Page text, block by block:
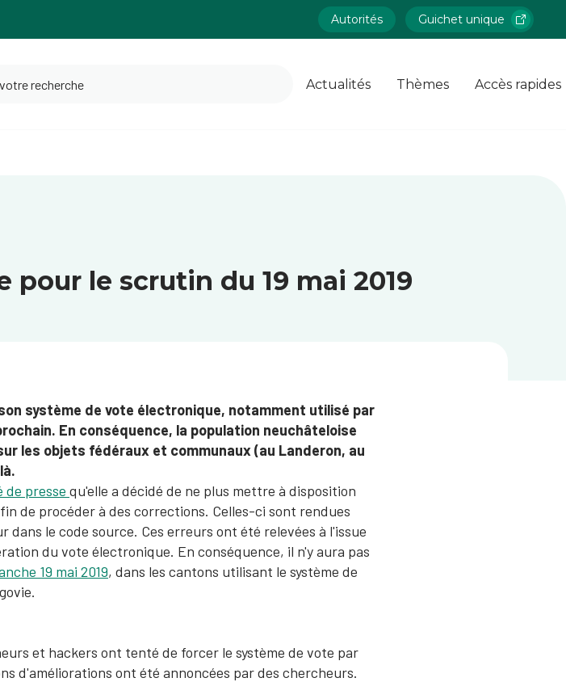
Autorités Guichet unique
Actualités Thèmes Accès rapides
le scrutin du 19 mai 2019
système de vote électronique, notamment utilisé par
En conséquence, la population neuchâteloise
les objets fédéraux et communaux (au Landeron, au
de presse qu'elle a décidé de ne plus mettre à disposition
de procéder à des corrections. Celles-ci sont rendues
le code source. Ces erreurs ont été relevées à l'issue
du vote électronique. En conséquence, il n'y aura pas
19 mai 2019, dans les cantons utilisant le système de
et hackers ont tenté de forcer le système de vote par
d'améliorations ont été annoncées par des chercheurs.